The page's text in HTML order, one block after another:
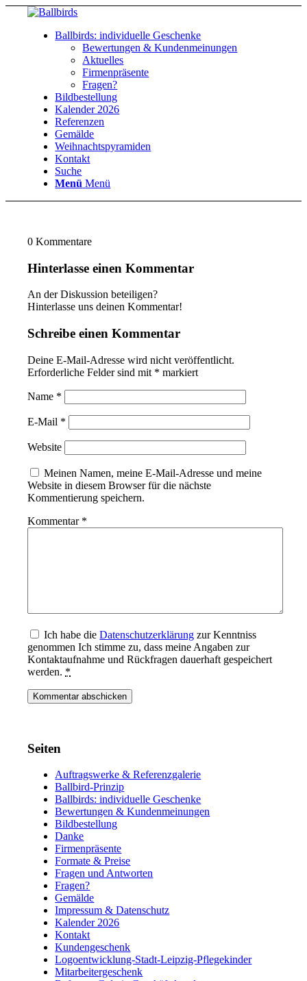
Ballbirds: individuelle Geschenke
Bewertungen & Kundenmeinungen
Aktuelles
Firmenpräsente
Fragen?
Bildbestellung
Kalender 2026
Referenzen
Gemälde
Weihnachtspyramiden
Kontakt
Suche
Menü Menü
0 Kommentare
Hinterlasse einen Kommentar
An der Diskussion beteiligen?
Hinterlasse uns deinen Kommentar!
Schreibe einen Kommentar
Deine E-Mail-Adresse wird nicht veröffentlicht.
Erforderliche Felder sind mit * markiert
Name *
E-Mail *
Website
Meinen Namen, meine E-Mail-Adresse und meine
Website in diesem Browser für die nächste
Kommentierung speichern.
Kommentar *
Ich habe dieDatenschutzerklärung zur Kenntniss
genommen Ich stimme zu, dass meine Angaben zur
Kontaktaufnahme und Rückfragen dauerhaft gespeichert
werden. *
Seiten
Auftragswerke & Referenzgalerie
Ballbird-Prinzip
Ballbirds: individuelle Geschenke
Bewertungen & Kundenmeinungen
Bildbestellung
Danke
Firmenpräsente
Formate & Preise
Fragen und Antworten
Fragen?
Gemälde
Impressum & Datenschutz
Kalender 2026
Kontakt
Kundengeschenk
Logoentwicklung-Stadt-Leipzig-Pflegekinder
Mitarbeitergeschenk